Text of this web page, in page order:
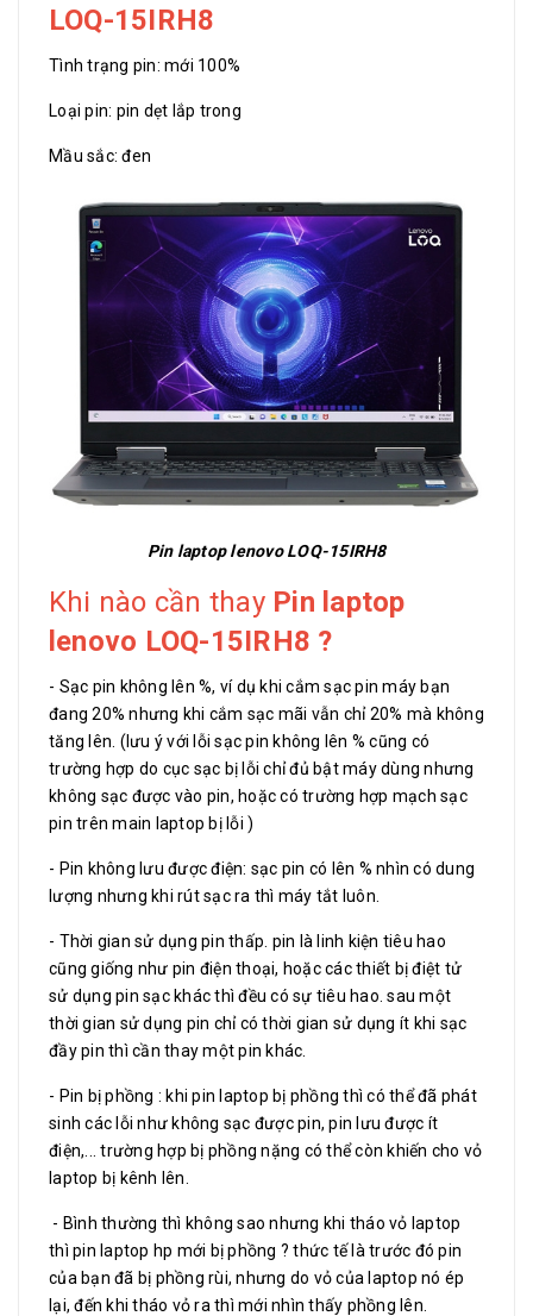
LOQ-15IRH8
Tình trạng pin: mới 100%
Loại pin: pin dẹt lắp trong
Mầu sắc: đen
Pin laptop lenovo LOQ-15IRH8
Khi nào cần thay Pin laptop
lenovo LOQ-15IRH8 ?
- Sạc pin không lên %, ví dụ khi cắm sạc pin máy bạn
đang 20% nhưng khi cắm sạc mãi vẫn chỉ 20% mà không
tăng lên. (lưu ý với lỗi sạc pin không lên % cũng có
trường hợp do cục sạc bị lỗi chỉ đủ bật máy dùng nhưng
không sạc được vào pin, hoặc có trường hợp mạch sạc
pin trên main laptop bị lỗi )
- Pin không lưu được điện: sạc pin có lên % nhìn có dung
lượng nhưng khi rút sạc ra thì máy tắt luôn.
- Thời gian sử dụng pin thấp. pin là linh kiện tiêu hao
cũng giống như pin điện thoại, hoặc các thiết bị điệt tử
sử dụng pin sạc khác thì đều có sự tiêu hao. sau một
thời gian sử dụng pin chỉ có thời gian sử dụng ít khi sạc
đầy pin thì cần thay một pin khác.
- Pin bị phồng : khi pin laptop bị phồng thì có thể đã phát
sinh các lỗi như không sạc được pin, pin lưu được ít
điện,... trường hợp bị phồng nặng có thể còn khiến cho vỏ
laptop bị kênh lên.
- Bình thường thì không sao nhưng khi tháo vỏ laptop
thì pin laptop hp mới bị phồng ? thức tế là trước đó pin
của bạn đã bị phồng rùi, nhưng do vỏ của laptop nó ép
lại, đến khi tháo vỏ ra thì mới nhìn thấy phồng lên.